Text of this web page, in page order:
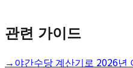
관련 가이드
→야간수당 계산기로 2026년